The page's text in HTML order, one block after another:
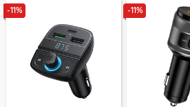
-11% -11%